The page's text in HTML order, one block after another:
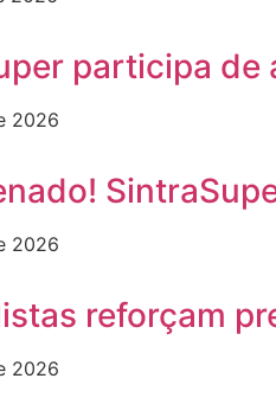
participa de
2026
2026
reforçam
2026